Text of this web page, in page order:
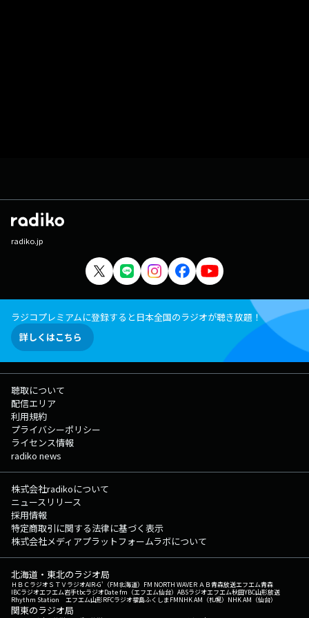
radiko.jp
ラジコプレミアムに登録すると日本全国のラジオが聴き放題！
詳しくはこちら
聴取について
配信エリア
利用規約
プライバシーポリシー
ライセンス情報
radiko news
株式会社radikoについて
ニュースリリース
採用情報
特定商取引に関する法律に基づく表示
株式会社メディアプラットフォームラボについて
北海道・東北のラジオ局
ＨＢＣラジオＳＴＶラジオAIR-G'（FM北海道） FM NORTH WAVEＲＡＢ青森放送エフエム青森
IBCラジオエフエム岩手tbcラジオDate fm（エフエム仙台） ABSラジオエフエム秋田YBC山形放送
Rhythm Station エフエム山形RFCラジオ福島ふくしまFMNHK AM（札幌） NHK AM（仙台）
関東のラジオ局